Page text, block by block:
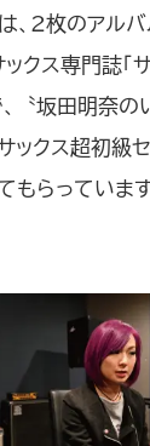
は、2枚のアルバ
ックス専門誌「
、〝坂田明奈
ックス超初級
もらっています